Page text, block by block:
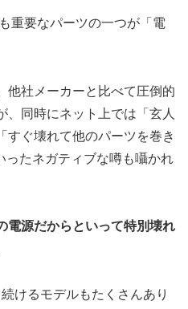
重要なパーツの一つが「電
他社メーカーと比べて圧倒的
、同時にネット上では「玄人
すぐ壊れて他のパーツを巻き
ったネガティブな噂も囁かれ
電源だからといって特別壊れ
けるモデルもたくさんあり